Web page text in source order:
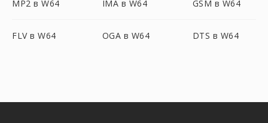
MP2 в W64 IMA в W64 GSM в W64
FLV в W64 OGA в W64 DTS в W64